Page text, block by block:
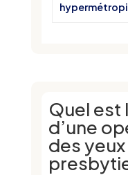
Quel
d’une
des